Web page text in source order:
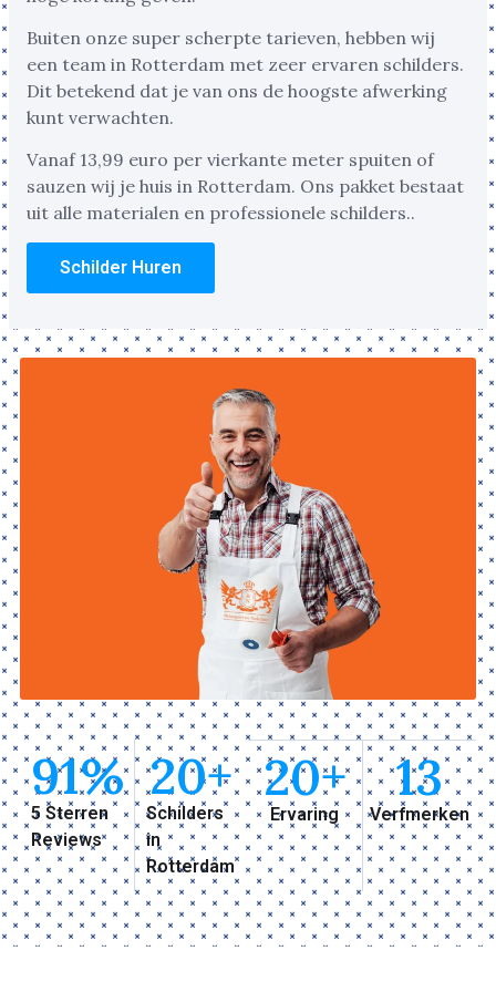
Buiten onze super scherpte tarieven, hebben wij
een team in Rotterdam met zeer ervaren schilders.
Dit betekend dat je van ons de hoogste afwerking
kunt verwachten.
Vanaf 13,99 euro per vierkante meter spuiten of
sauzen wij je huis in Rotterdam. Ons pakket bestaat
uit alle materialen en professionele schilders..
Schilder Huren
5 Sterren
Reviews
91%
Schilders
in
Rotterdam
20+
Ervaring
20+
Verfmerken
13